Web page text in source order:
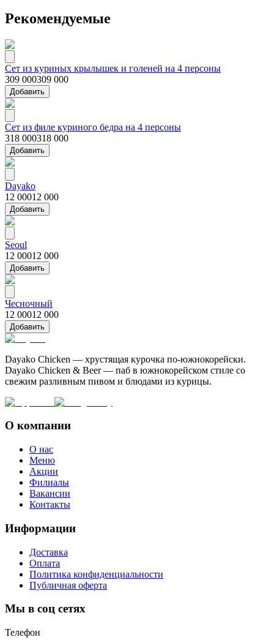
Рекомендуемые
Сет из куриных крылышек и голеней на 4 персоны
309 000309 000
Добавить
Сет из филе куриного бедра на 4 персоны
318 000318 000
Добавить
Dayako
12 00012 000
Добавить
Seoul
12 00012 000
Добавить
Чесночный
12 00012 000
Добавить
Dayako Chicken — хрустящая курочка по-южнокорейски.
Dayako Chicken & Beer — паб в южнокорейском стиле со
свежим разливным пивом и блюдами из курицы.
О компании
О нас
Меню
Акции
Филиалы
Вакансии
Контакты
Информации
Доставка
Оплата
Политика конфиденциальности
Публичная оферта
Мы в соц сетях
Телефон